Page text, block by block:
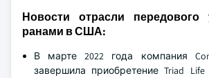
Новости отрасли передового
ранами в США:
В марте 2022 года компания
завершила приобретение Triad Life